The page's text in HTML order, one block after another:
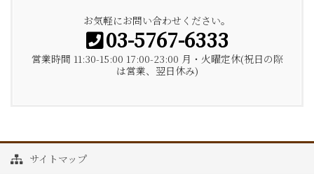
お気軽にお問い合わせください。
03-5767-6333
営業時間 11:30-15:00 17:00-23:00 月・火曜定休(祝日の際
は営業、翌日休み)
サイトマップ